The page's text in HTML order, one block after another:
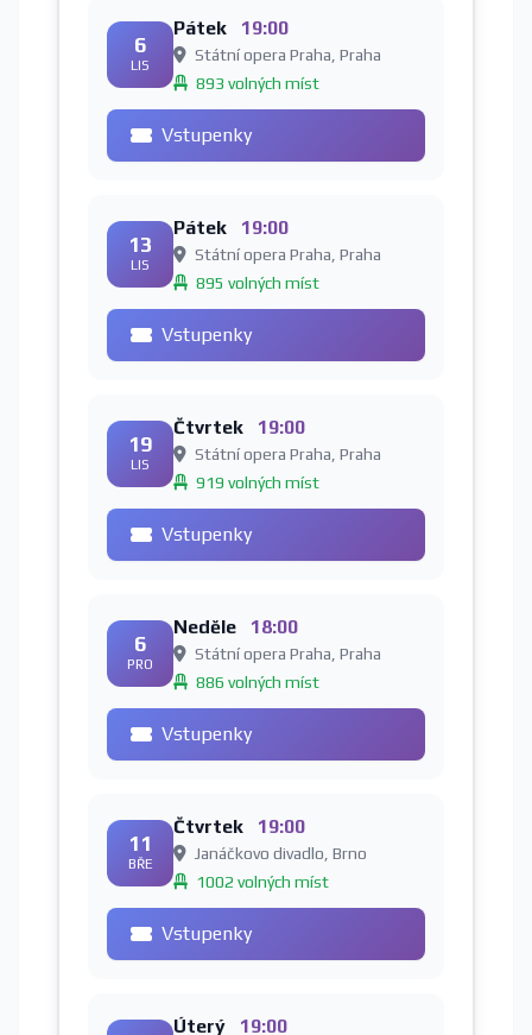
6
LIS
Pátek 19:00
Státní opera Praha, Praha
893 volných míst
Vstupenky
13
LIS
Pátek 19:00
Státní opera Praha, Praha
895 volných míst
Vstupenky
19
LIS
Čtvrtek 19:00
Státní opera Praha, Praha
919 volných míst
Vstupenky
6
PRO
Neděle 18:00
Státní opera Praha, Praha
886 volných míst
Vstupenky
11
BŘE
Čtvrtek 19:00
Janáčkovo divadlo, Brno
1002 volných míst
Vstupenky
Úterý 19:00